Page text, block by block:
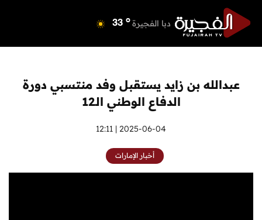
دبا الفجيرة 33 o
أم القيوين 33 o
راس الخيمة 34 o
الفجيرة 32 o
عبدالله بن زايد يستقبل وفد منتسبي دورة
الدفاع الوطني الـ12
2025-06-04 | 12:11
أخبار الإمارات